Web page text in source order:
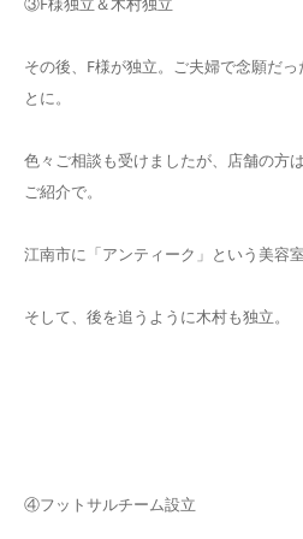
その後、F様が独立。ご夫婦で念願だ
とに。
色々ご相談も受けましたが、店舗の方
ご紹介で。
江南市に「アンティーク」という美容
そして、後を追うように木村も独立。
④フットサルチーム設立